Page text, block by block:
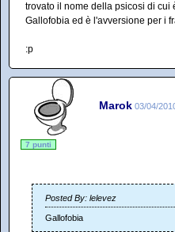
trovato il nome della psicosi di cui
Gallofobia ed è l'avversione per i
:p
Marok 03/04/
7 punti
Posted By: lelevez
Gallofobia